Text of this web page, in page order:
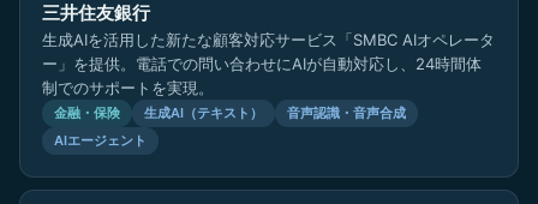
三井住友銀行
生成AIを活用した新たな顧客対応サービス「SMBC AIオペレータ
ー」を提供。電話での問い合わせにAIが自動対応し、24時間体
制でのサポートを実現。
金融・保険 生成AI（テキスト）
音声認識・音声合成
AIエージェント